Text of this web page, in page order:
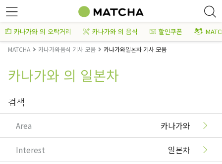
카나가와 의 오락거리 카나가와 의 음식 할인쿠폰
MATCHA 카나가와음식 기사 모음 카나가와일본차 기사 모음
카나가와 의 일본차
검색
Area 카나가와
Interest 일본차